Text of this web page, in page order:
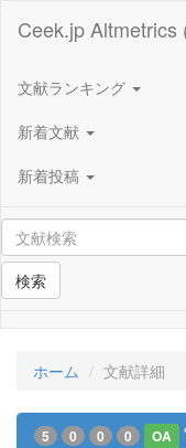
Ceek.jp Altmetrics
文献ランキング
新着文献
新着投稿
検索
ホーム 文献詳細
5 0 0 0 OA